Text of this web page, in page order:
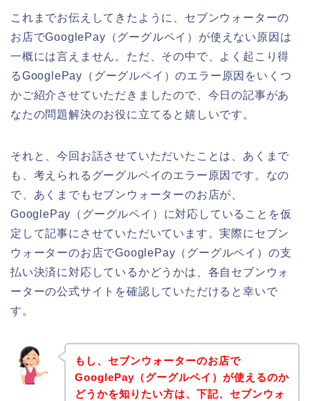
これまでお伝えしてきたように、セブンウォーターの
お店でGooglePay（グーグルペイ）が使えない原因は
一概には言えません。ただ、その中で、よく起こり得
るGooglePay（グーグルペイ）のエラー原因をいくつ
かご紹介させていただきましたので、今日の記事があ
なたの問題解決のお役に立てると嬉しいです。
それと、今回お話させていただいたことは、あくまで
も、考えられるグーグルペイのエラー原因です。なの
で、あくまでもセブンウォーターのお店が、
GooglePay（グーグルペイ）に対応していることを仮
定して記事にさせていただいています。実際にセブン
ウォーターのお店でGooglePay（グーグルペイ）の支
払い決済に対応しているかどうかは、各自セブンウォ
ーターの公式サイトを確認していただけると幸いで
す。
もし、セブンウォーターのお店で
GooglePay（グーグルペイ）が使えるのか
どうかを知りたい方は、下記、セブンウォ